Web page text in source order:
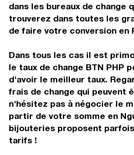
dans les bureaux de change
trouverez dans toutes les
de faire votre conversion en
Dans tous les cas il est
le taux de change BTN PHP
d'avoir le meilleur taux.
frais de change qui peuvent
n'hésitez pas à négocier le
partir de votre somme en
bijouteries proposent
tarifs !